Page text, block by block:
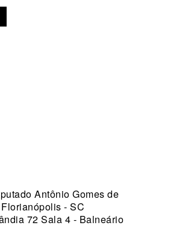
Antônio Gomes de
- SC
72 Sala 4 - Balneário